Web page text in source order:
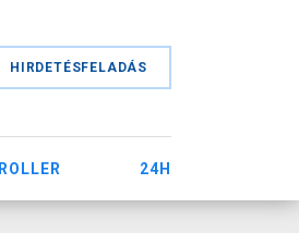
HIRDETÉSFELADÁS
ROLLER 24H